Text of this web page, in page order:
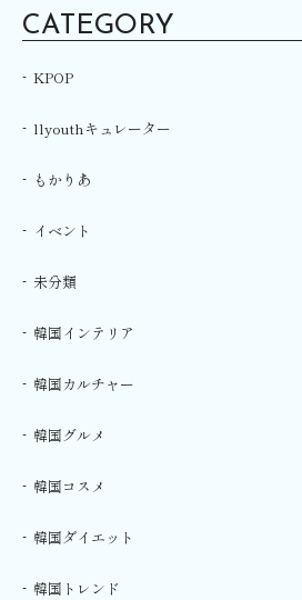
CATEGORY
KPOP
llyouthキュレーター
もかりあ
イベント
未分類
韓国インテリア
韓国カルチャー
韓国グルメ
韓国コスメ
韓国ダイエット
韓国トレンド